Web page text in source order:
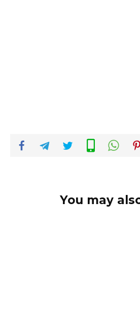
You may